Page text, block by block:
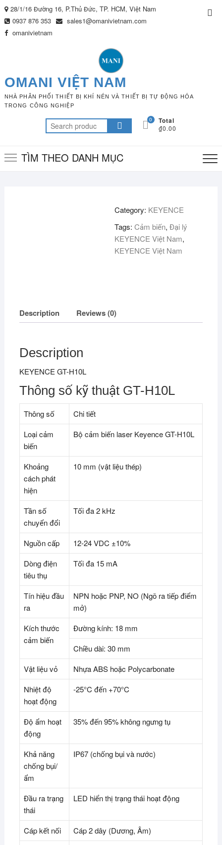
Skip
to
content
28/1/16 Đường 16, P.Thủ Đức, TP. HCM, Việt Nam
0937 876 353
sales1@omanivietnam.com
omanivietnam
OMANI VIỆT NAM
NHÀ PHÂN PHỐI THIẾT BỊ KHÍ NÉN VÀ THIẾT BỊ TỰ ĐỘNG HÓA
TRONG CÔNG NGHIỆP
Search
for:
0 Total
₫0.00
TÌM THEO DANH MỤC
Category: KEYENCE
Tags:Cảm biến,Đại lý
KEYENCE Việt Nam,
KEYENCE Việt Nam
Description Reviews (0)
Description
KEYENCE GT-H10L
Thông số kỹ thuật GT-H10L
Thông số
Chi tiết
Loại cảm
biến
Bộ cảm biến laser Keyence GT-H10L
Khoảng
cách phát
hiện
10 mm (vật liệu thép)
Tần số
chuyển đổi
Tối đa 2 kHz
Nguồn cấp
12-24 VDC ±10%
Dòng điện
tiêu thụ
Tối đa 15 mA
Tín hiệu đầu
ra
NPN hoặc PNP, NO (Ngõ ra tiếp điểm
mở)
Kích thước
cảm biến
Đường kính: 18 mm
Chiều dài: 30 mm
Vật liệu vỏ
Nhựa ABS hoặc Polycarbonate
Nhiệt độ
hoạt động
-25°C đến +70°C
Độ ẩm hoạt
động
35% đến 95% không ngưng tụ
Khả năng
chống bụi/
ẩm
IP67 (chống bụi và nước)
Đầu ra trạng
thái
LED hiển thị trạng thái hoạt động
Cáp kết nối
Cáp 2 dây (Dương, Âm)